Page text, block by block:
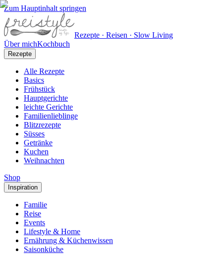
Zum Hauptinhalt springen
Rezepte · Reisen · Slow Living
Über michKochbuch
Rezepte
Alle Rezepte
Basics
Frühstück
Hauptgerichte
leichte Gerichte
Familienlieblinge
Blitzrezepte
Süsses
Getränke
Kuchen
Weihnachten
Shop
Inspiration
Familie
Reise
Events
Lifestyle & Home
Ernährung & Küchenwissen
Saisonküche